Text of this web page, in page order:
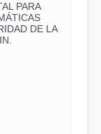
PARA
DE LA